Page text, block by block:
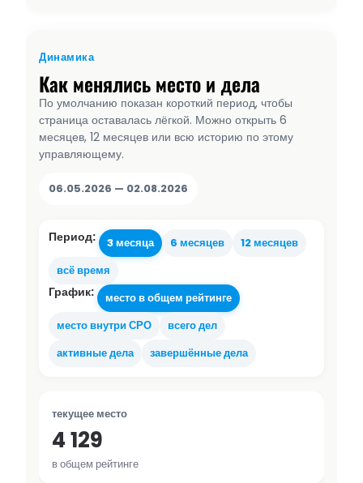
Динамика
Как менялись место и дела
По умолчанию показан короткий период, чтобы
страница оставалась лёгкой. Можно открыть 6
месяцев, 12 месяцев или всю историю по этому
управляющему.
06.05.2026 — 02.08.2026
Период: 3 месяца 6 месяцев
12 месяцев
всё время
График:
место в общем рейтинге
место внутри СРО
всего дел
активные дела
завершённые дела
текущее место
4 129
в общем рейтинге